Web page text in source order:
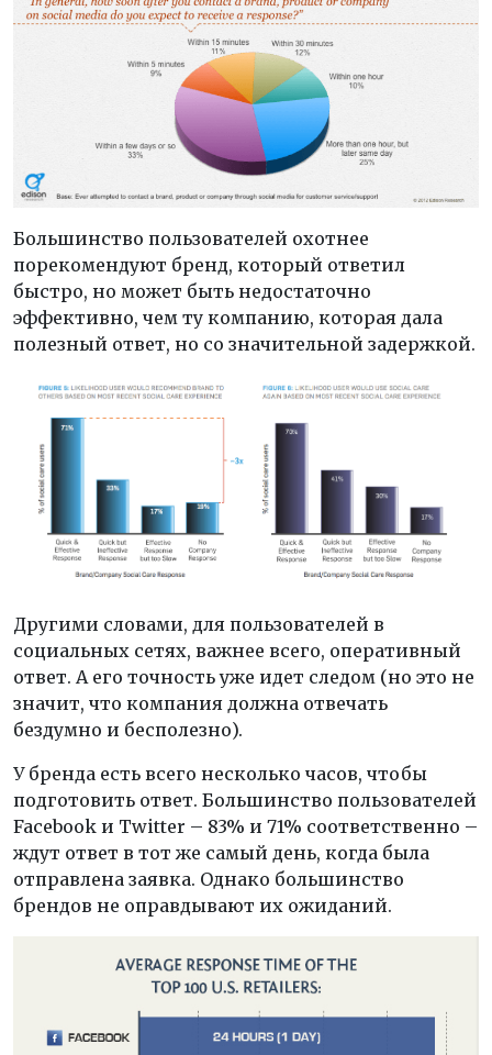
Большинство пользователей охотнее
порекомендуют бренд, который ответил
быстро, но может быть недостаточно
эффективно, чем ту компанию, которая дала
полезный ответ, но со значительной задержкой.
Другими словами, для пользователей в
социальных сетях, важнее всего, оперативный
ответ. А его точность уже идет следом (но это не
значит, что компания должна отвечать
бездумно и бесполезно).
У бренда есть всего несколько часов, чтобы
подготовить ответ. Большинство пользователей
Facebook и Twitter – 83% и 71% соответственно –
ждут ответ в тот же самый день, когда была
отправлена заявка. Однако большинство
брендов не оправдывают их ожиданий.